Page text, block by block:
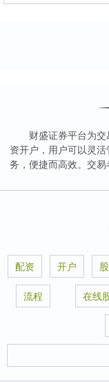
财盛证券平台为
资开户，用户可以灵
务，便捷而高效。交易
配资 开户
流程 在线